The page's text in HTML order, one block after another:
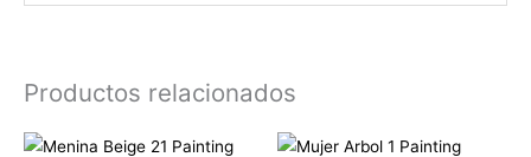
Productos relacionados